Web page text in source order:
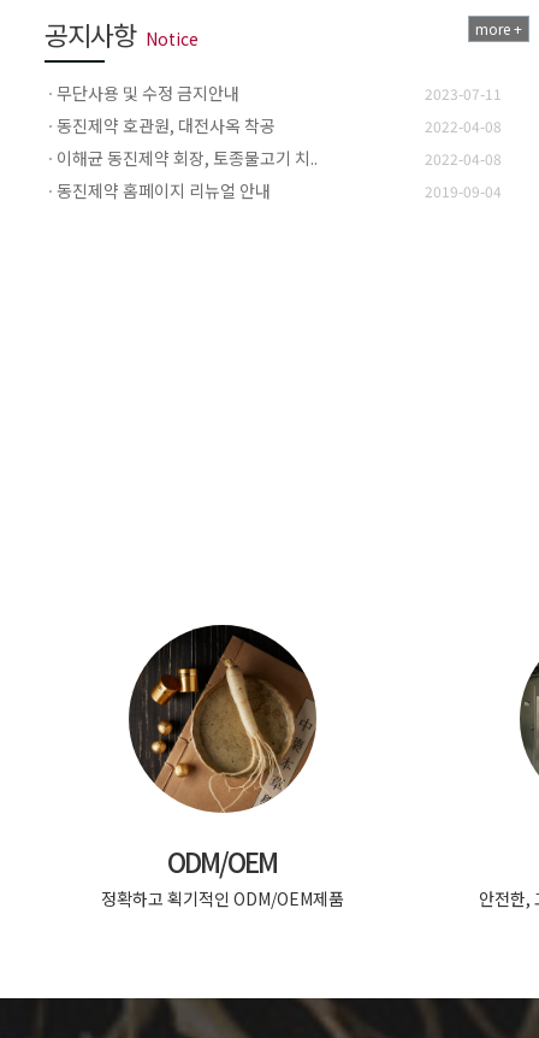
공지사항 Notice more +
무단사용 및 수정 금지안내 2023-07-11
동진제약 호관원, 대전사옥 착공 2022-04-08
이해균 동진제약 회장, 토종물고기 치.. 2022-04-08
동진제약 홈페이지 리뉴얼 안내 2019-09-04
ODM/OEM
정확하고 획기적인 ODM/OEM제품 안전한,